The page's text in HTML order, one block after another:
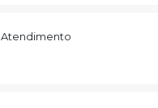
Atendimento